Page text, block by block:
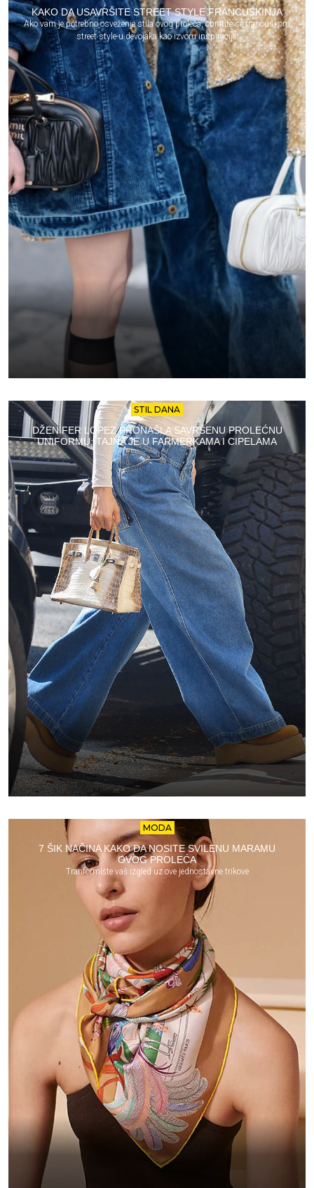
KAKO DA USAVRŠITE STREET STYLE FRANCUSKINJA
Ako vam je potrebno osveženje stila ovog proleća, obratite se francuskom
street style-u devojaka kao izvoru inspiracije.
STIL DANA
DŽENIFER LOPEZ PRONAŠLA SAVRŠENU PROLEĆNU
UNIFORMU: TAJNA JE U FARMERKAMA I CIPELAMA
MODA
7 ŠIK NAČINA KAKO DA NOSITE SVILENU MARAMU
OVOG PROLEĆA
Tranformište vaš izgled uz ove jednostavne trikove